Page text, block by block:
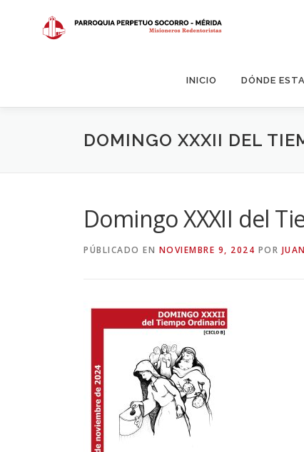
contenido
INICIO DÓNDE
DOMINGO XXXII DEL
Domingo XXXII del
PÚBLICADO EN NOVIEMBRE 9, 2024 POR